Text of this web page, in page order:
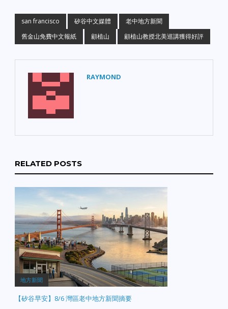
san francisco 矽谷中文媒體
老中地方新聞
舊金山免費中文報紙
顧植山 顧植山教授北美巡講獲得好評
RAYMOND
RELATED POSTS
地方新聞
【矽谷早安】8/6 灣區老中地方新聞摘要